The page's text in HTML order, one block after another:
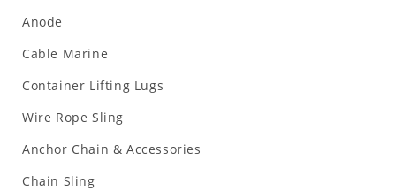
Anode
Cable Marine
Container Lifting Lugs
Wire Rope Sling
Anchor Chain & Accessories
Chain Sling